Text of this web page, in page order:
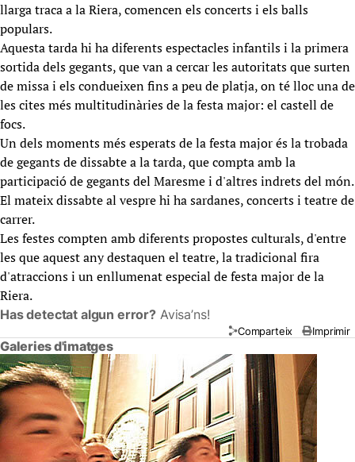
llarga traca a la Riera, comencen els concerts i els balls
populars.
Aquesta tarda hi ha diferents espectacles infantils i la primera
sortida dels gegants, que van a cercar les autoritats que surten
de missa i els condueixen fins a peu de platja, on té lloc una de
les cites més multitudinàries de la festa major: el castell de
focs.
Un dels moments més esperats de la festa major és la trobada
de gegants de dissabte a la tarda, que compta amb la
participació de gegants del Maresme i d'altres indrets del món.
El mateix dissabte al vespre hi ha sardanes, concerts i teatre de
carrer.
Les festes compten amb diferents propostes culturals, d'entre
les que aquest any destaquen el teatre, la tradicional fira
d'atraccions i un enllumenat especial de festa major de la
Riera.
Has detectat algun error? Avisa’ns!
Comparteix Imprimir
Galeries d'imatges